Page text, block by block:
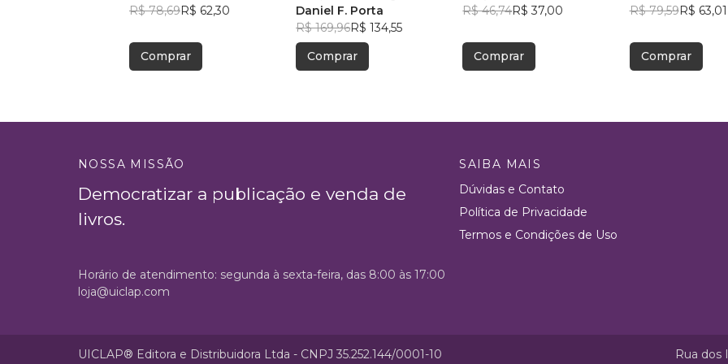
R$ 78,69R$ 62,30
Comprar
ao Desconhecido
Daniel F. Porta
R$ 169,96R$ 134,55
Comprar
R$ 46,74R$ 37,00
Comprar
R$ 79,59R$ 63,01
Comprar
NOSSA MISSÃO
Democratizar a publicação e venda de
livros.
SAIBA MAIS
Dúvidas e Contato
Política de Privacidade
Termos e Condições de Uso
Horário de atendimento: segunda à sexta-feira, das 8:00 às 17:00
loja@uiclap.com
UICLAP® Editora e Distribuidora Ltda - CNPJ 35.252.144/0001-10 Rua dos